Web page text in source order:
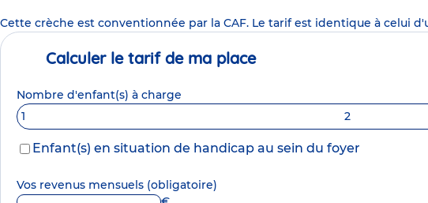
Cette crèche est conventionnée par la CAF. Le tarif est identique à celui
Calculer le tarif de ma place
Nombre d'enfant(s) à charge
1
2
Enfant(s) en situation de handicap au sein du foyer
Vos revenus mensuels (obligatoire)